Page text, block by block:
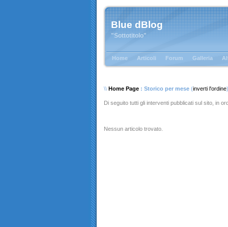
Blue dBlog
"Sottotitolo"
Home Articoli Forum Galleria
\\ Home Page : Storico per mese (inverti l'ordine)
Di seguito tutti gli interventi pubblicati sul sito, in
Nessun articolo trovato.